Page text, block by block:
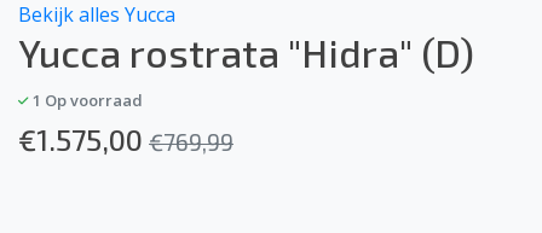
Bekijk alles Yucca
Yucca rostrata "Hidra" (D)
1 Op voorraad
€1.575,00 €769,99